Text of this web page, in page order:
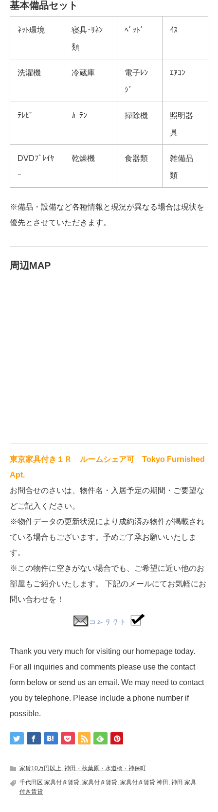
基本備品セット
ﾈｯﾄ環境 寝具･ﾘﾈﾝ
類
ﾍﾞｯﾄﾞ ｲｽ
洗濯機 冷蔵庫 電子ﾚﾝ
ｼﾞ
ｴｱｺﾝ
ﾃﾚﾋﾞ ｶｰﾃﾝ 掃除機 照明器
具
DVDﾌﾟﾚｲﾔ
ｰ
乾燥機 食器類 雑備品
類
※備品・設備など各種情報と現況が異なる場合は現状を
優先とさせていただきます。
周辺MAP
東京家具付き１Ｒ ルームシェア可 Tokyo Furnished
Apt.
お問合せのさいは、物件名・入居予定の期間・ご要望な
どご記入ください。
※物件データの更新状況により成約済み物件が掲載され
ている場合もございます。予めご了承お願いいたしま
す。
※この物件に空きがない場合でも、ご希望に近い他のお
部屋もご紹介いたします。 下記のメールにてお気軽にお
問い合わせを！
Thank you very much for visiting our homepage today.
For all inquiries and comments please use the contact
form below or send us an email. We may need to contact
you by telephone. Please include a phone number if
possible.
家賃10万円以上, 神田・秋葉原・水道橋・神保町
千代田区 家具付き賃貸, 家具付き賃貸, 家具付き賃貸 神田 , 神田 家具
付き賃貸